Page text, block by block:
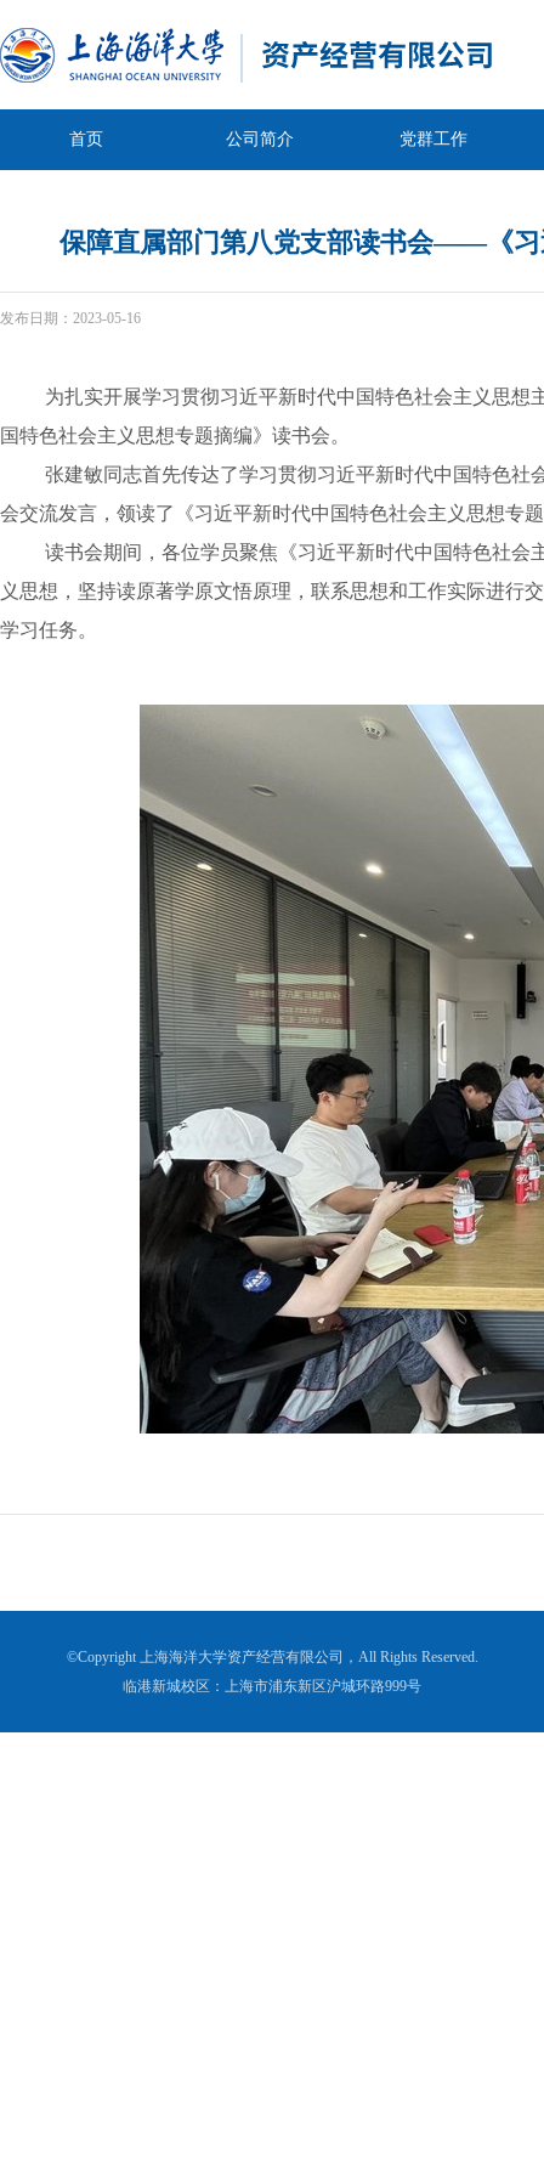
首页 公司简介 党群工作
保障直属部门第八党支部读书会——《习
发布日期： 2023-05-16
为扎实开展学习贯彻习近平新时代中国特色社会主义思想
国特色社会主义思想专题摘编》读书会。
张建敏同志首先传达了学习贯彻习近平新时代中国特色
会交流发言，领读了《习近平新时代中国特色社会主义思想专
读书会期间，各位学员聚焦《习近平新时代中国特色社
义思想，坚持读原著学原文悟原理，联系思想和工作实际进行
学习任务。
©Copyright 上海海洋大学资产经营有限公司，All Rights Reserved.
临港新城校区：上海市浦东新区沪城环路999号